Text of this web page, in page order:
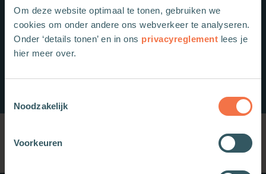
Om deze website optimaal te tonen, gebruiken we
cookies om onder andere ons webverkeer te analyseren.
Onder ‘details tonen’ en in ons privacyreglement lees je
hier meer over.
Noodzakelijk
Voorkeuren